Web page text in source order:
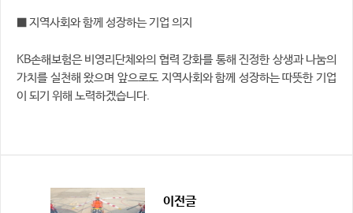
■ 지역사회와 함께 성장하는 기업 의지
KB손해보험은 비영리단체와의 협력 강화를 통해 진정한 상생과 나눔의
가치를 실천해 왔으며 앞으로도 지역사회와 함께 성장하는 따뜻한 기업
이 되기 위해 노력하겠습니다.
이전글